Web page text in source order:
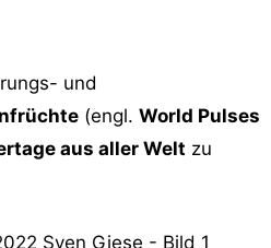
und
(engl. World Pulses
aus aller Welt zu